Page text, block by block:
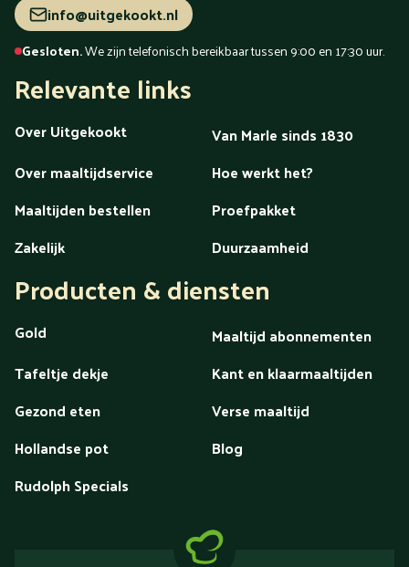
info@uitgekookt.nl
Gesloten.We zijn telefonisch bereikbaar tussen 9:00 en 17:30 uur.
Relevante links
Over Uitgekookt
Van Marle sinds 1830
Over maaltijdservice
Hoe werkt het?
Maaltijden bestellen
Proefpakket
Zakelijk
Duurzaamheid
Producten & diensten
Gold
Maaltijd abonnementen
Tafeltje dekje
Kant en klaarmaaltijden
Gezond eten
Verse maaltijd
Hollandse pot
Blog
Rudolph Specials